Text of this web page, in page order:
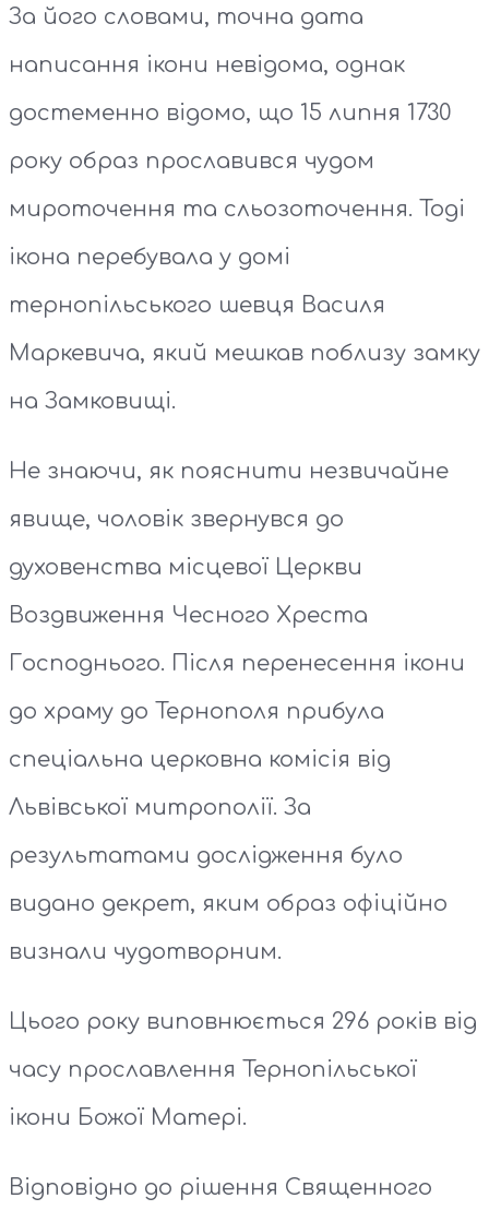
За його словами, точна дата
написання ікони невідома, однак
достеменно відомо, що 15 липня 1730
року образ прославився чудом
мироточення та сльозоточення. Тоді
ікона перебувала у домі
тернопільського шевця Василя
Маркевича, який мешкав поблизу замку
на Замковищі.
Не знаючи, як пояснити незвичайне
явище, чоловік звернувся до
духовенства місцевої Церкви
Воздвиження Чесного Хреста
Господнього. Після перенесення ікони
до храму до Тернополя прибула
спеціальна церковна комісія від
Львівської митрополії. За
результатами дослідження було
видано декрет, яким образ офіційно
визнали чудотворним.
Цього року виповнюється 296 років від
часу прославлення Тернопільської
ікони Божої Матері.
Відповідно до рішення Священного